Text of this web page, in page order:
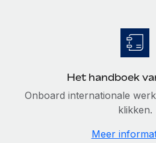
Het handboek
Onboard internationale
klikken.
Meer